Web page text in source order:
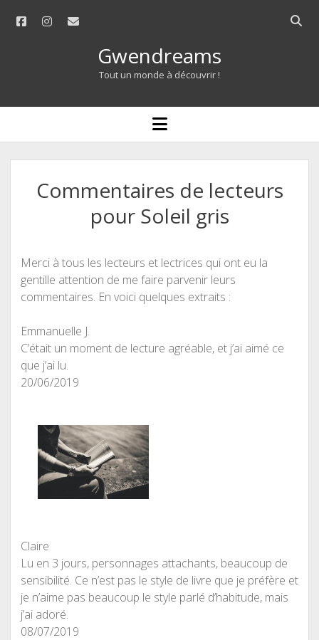
facebookinstagram
email
Open
Gwendreams
Tout un monde à découvrir !
open
menu
Commentaires de lecteurs
pour Soleil gris
Merci à tous les lecteurs et lectrices qui ont eu la
gentille attention de me faire parvenir leurs
commentaires. En voici quelques extraits :
Emmanuelle J.
C’était un moment de lecture agréable, et j’ai aimé ce
que j’ai lu.
20/06/2019
Claire
Lu en 3 jours, personnages attachants, beaucoup de
sensibilité. Ce n’est pas le style de livre que je préfère et
je n’aime pas beaucoup le style parlé d’habitude, mais
j’ai adoré.
08/07/2019